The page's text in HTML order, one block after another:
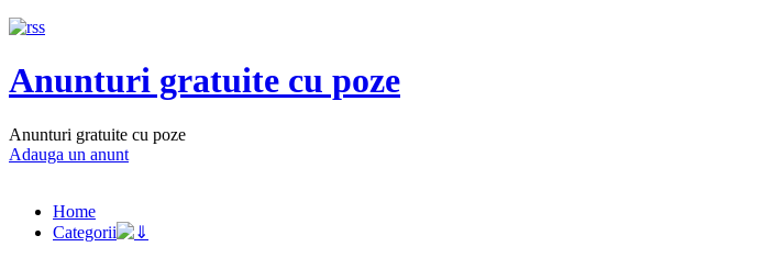
Anunturi gratuite cu poze
Anunturi gratuite cu poze
Adauga un anunt
Home
Categorii